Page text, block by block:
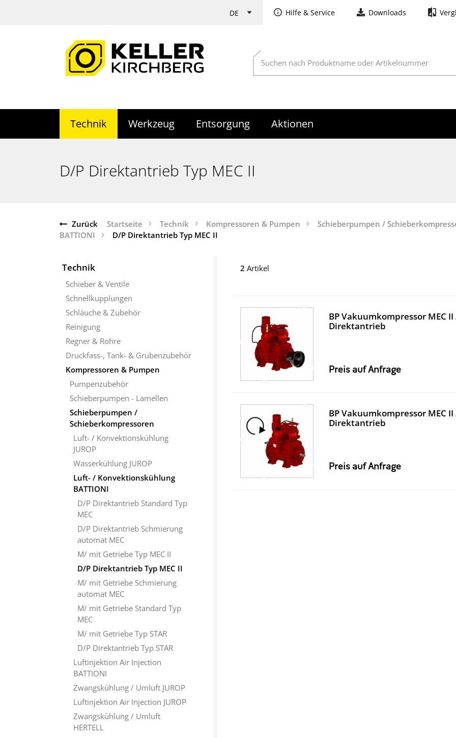
Hilfe & Service Downloads
Technik Werkzeug Entsorgung Aktionen
D/P Direktantrieb Typ MEC II
Zurück Startseite Technik Kompressoren & Pumpen Schieberpumpen /
BATTIONI
D/P Direktantrieb Typ MEC II
Technik
Schieber & Ventile
Schnellkupplungen
Schläuche & Zubehör
Reinigung
Regner & Rohre
Druckfass-, Tank- & Grubenzubehör
Kompressoren & Pumpen
Pumpenzubehör
Schieberpumpen - Lamellen
Schieberpumpen /
Schieberkompressoren
Luft- / Konvektionskühlung
JUROP
Wasserkühlung JUROP
Luft- / Konvektionskühlung
BATTIONI
D/P Direktantrieb Standard Typ
MEC
D/P Direktantrieb Schmierung
automat MEC
M/ mit Getriebe Typ MEC II
D/P Direktantrieb Typ MEC II
M/ mit Getriebe Schmierung
automat MEC
M/ mit Getriebe Standard Typ
MEC
M/ mit Getriebe Typ STAR
D/P Direktantrieb Typ STAR
Luftinjektion Air Injection
BATTIONI
Zwangskühlung / Umluft JUROP
Luftinjektion Air Injection JUROP
Zwangskühlung / Umluft
HERTELL
2 Artikel
BP Vakuumkompressor MEC II
Direktantrieb
Preis auf Anfrage
BP Vakuumkompressor MEC II
Direktantrieb
Preis auf Anfrage